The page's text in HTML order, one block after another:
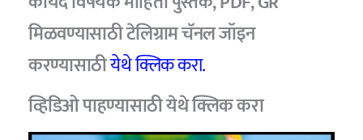
मिळवण्यासाठी टेलिग्राम चॅनल जॉइन
करण्यासाठीयेथे क्लिक करा.
व्हिडिओ पाहण्यासाठीयेथे क्लिक करा